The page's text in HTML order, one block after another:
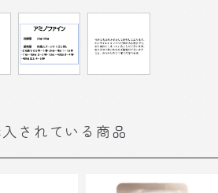
されている商品